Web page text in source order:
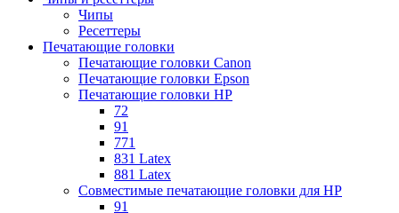
Чипы
Ресеттеры
Печатающие головки
Печатающие головки Canon
Печатающие головки Epson
Печатающие головки HP
72
91
771
831 Latex
881 Latex
Совместимые печатающие головки для HP
91